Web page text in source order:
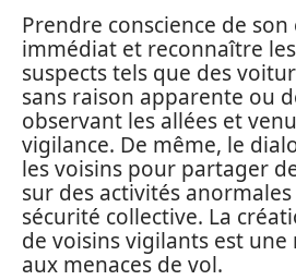
Prendre conscience de
immédiat et reconnaître
suspects tels que des
sans raison apparente ou
observant les allées et
vigilance. De même, le
les voisins pour partager
sur des activités
sécurité collective. La
de voisins vigilants est une
aux menaces de vol.